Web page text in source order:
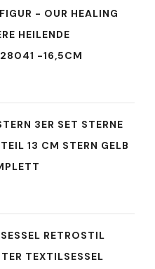
- OUR HEALING
HEILENDE
-16,5CM
3ER SET STERNE
13 CM STERN GELB
RETROSTIL
TEXTILSESSEL